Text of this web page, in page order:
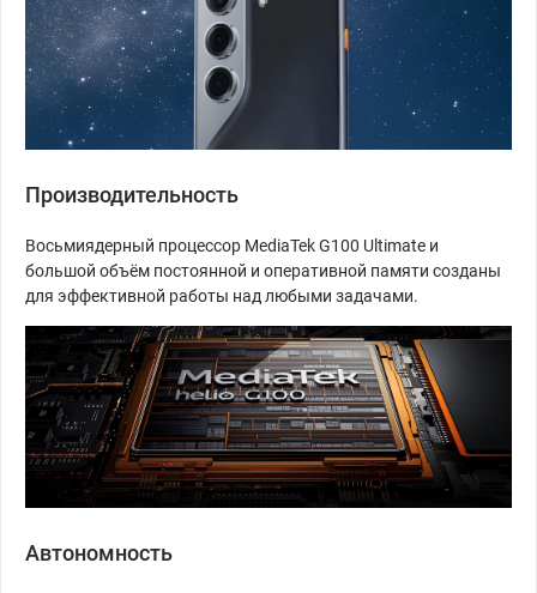
Производительность
Восьмиядерный процессор MediaTek G100 Ultimate и
большой объём постоянной и оперативной памяти созданы
для эффективной работы над любыми задачами.
Автономность